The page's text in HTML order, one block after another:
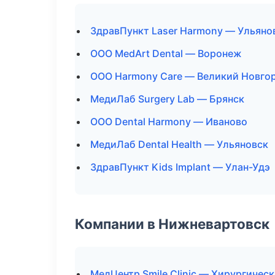
ЗдравПункт Laser Harmony —
ООО MedArt Dental — Воронеж
ООО Harmony Care — Великий
МедиЛаб Surgery Lab — Брянск
ООО Dental Harmony — Иваново
МедиЛаб Dental Health — Ульяновск
ЗдравПункт Kids Implant — Улан-Удэ
Компании в Нижневартовск